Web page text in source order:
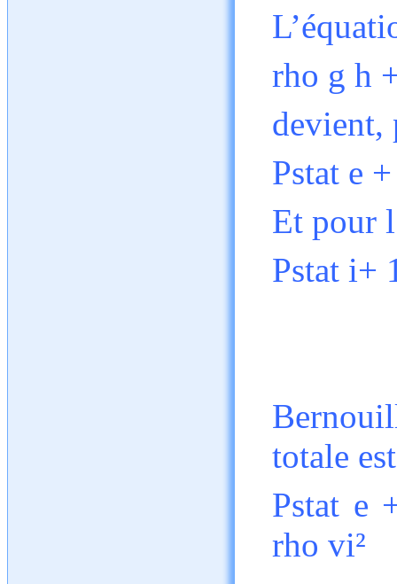
rho g h
devient,
Pstat e
Et pour
Pstat i+
totale
Pstat e
rho vi²